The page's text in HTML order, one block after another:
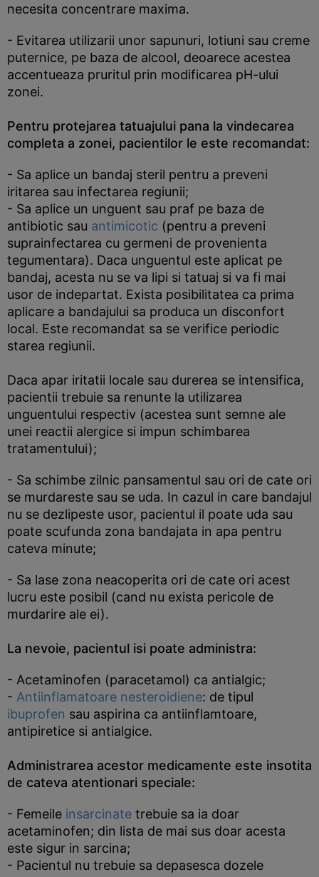
necesita concentrare maxima.
- Evitarea utilizarii unor sapunuri, lotiuni sau creme
puternice, pe baza de alcool, deoarece acestea
accentueaza pruritul prin modificarea pH-ului
zonei.
Pentru protejarea tatuajului pana la vindecarea
completa a zonei, pacientilor le este recomandat:
- Sa aplice un bandaj steril pentru a preveni
iritarea sau infectarea regiunii;
- Sa aplice un unguent sau praf pe baza de
antibiotic sau antimicotic (pentru a preveni
suprainfectarea cu germeni de provenienta
tegumentara). Daca unguentul este aplicat pe
bandaj, acesta nu se va lipi si tatuaj si va fi mai
usor de indepartat. Exista posibilitatea ca prima
aplicare a bandajului sa produca un disconfort
local. Este recomandat sa se verifice periodic
starea regiunii.
Daca apar iritatii locale sau durerea se intensifica,
pacientii trebuie sa renunte la utilizarea
unguentului respectiv (acestea sunt semne ale
unei reactii alergice si impun schimbarea
tratamentului);
- Sa schimbe zilnic pansamentul sau ori de cate ori
se murdareste sau se uda. In cazul in care bandajul
nu se dezlipeste usor, pacientul il poate uda sau
poate scufunda zona bandajata in apa pentru
cateva minute;
- Sa lase zona neacoperita ori de cate ori acest
lucru este posibil (cand nu exista pericole de
murdarire ale ei).
La nevoie, pacientul isi poate administra:
- Acetaminofen (paracetamol) ca antialgic;
- Antiinflamatoare nesteroidiene: de tipul
ibuprofen sau aspirina ca antiinflamtoare,
antipiretice si antialgice.
Administrarea acestor medicamente este insotita
de cateva atentionari speciale:
- Femeile insarcinate trebuie sa ia doar
acetaminofen; din lista de mai sus doar acesta
este sigur in sarcina;
- Pacientul nu trebuie sa depasesca dozele